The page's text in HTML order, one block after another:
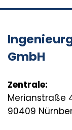
GmbH
Zentrale:
Merianstraße
90409